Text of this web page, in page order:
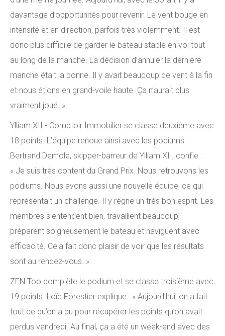
davantage d’opportunités pour revenir. Le vent bouge en
intensité et en direction, parfois très violemment. Il est
donc plus difficile de garder le bateau stable en vol tout
au long de la manche. La décision d’annuler la dernière
manche était la bonne. Il y avait beaucoup de vent à la fin
et nous étions en grand-voile haute. Ça n’aurait plus
vraiment joué. »
Ylliam XII - Comptoir Immobilier se classe deuxième avec
18 points. L’équipe renoue ainsi avec les podiums.
Bertrand Demole, skipper-barreur de Ylliam XII, confie :
« Je suis très content du Grand Prix. Nous retrouvons les
podiums. Nous avons aussi une nouvelle équipe, ce qui
représentait un challenge. Il y règne un très bon esprit. Les
membres s’entendent bien, travaillent beaucoup,
préparent soigneusement le bateau et naviguent avec
efficacité. Cela fait donc plaisir de voir que les résultats
sont au rendez-vous. »
ZEN Too complète le podium et se classe troisième avec
19 points. Loïc Forestier explique : « Aujourd’hui, on a fait
tout ce qu’on a pu pour récupérer les points qu’on avait
perdus vendredi. Au final, ça a été un week-end avec des